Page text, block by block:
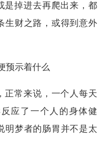
是掉进去再爬出来，都
生财之路，或得到意外
预示着什么
正常来说，一个人每天
应了一个人的身体健
明梦者的肠胃并不是太